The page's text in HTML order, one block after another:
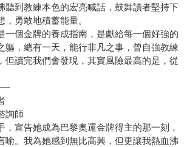
聽到教練本色的宏亮喊話，鼓舞讀者堅持下
勇敢地積蓄能量。
一個金牌的養成指南，是獻給每一個好強的
軀，總有一天，能行非凡之事，曾自強教練
但讀完我們會發現，其實風險最高的是，從
詢師
，宣告她成為巴黎奧運金牌得主的那一刻，
喻。我為她感到無比高興，但更讓我熱血沸